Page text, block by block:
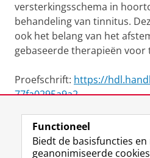
versterkingsschema in
behandeling van tinnitus.
ook het belang van het
gebaseerde therapieën voor
Proefschrift: https://
77fa0295a9a2
View this page in:English
Functioneel
Biedt de basisfuncties
geanonimiseerde